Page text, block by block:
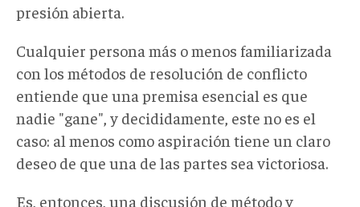
presión abierta.
Cualquier persona más o menos familiarizada
con los métodos de resolución de conflicto
entiende que una premisa esencial es que
nadie "gane", y decididamente, este no es el
caso: al menos como aspiración tiene un claro
deseo de que una de las partes sea victoriosa.
Es, entonces, una discusión de método y